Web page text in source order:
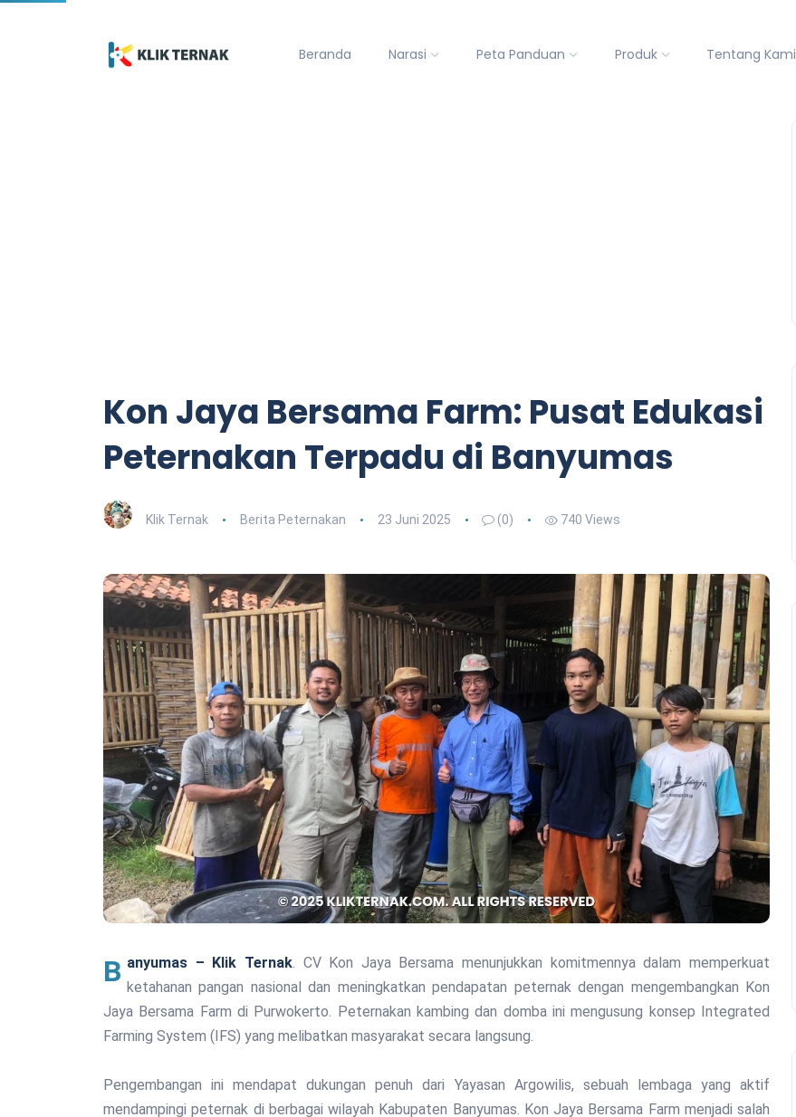
Beranda Narasi Peta Panduan Produk Tentang Kami
Kon Jaya Bersama Farm: Pusat Edukasi
Peternakan Terpadu di Banyumas
Klik Ternak Berita Peternakan 23 Juni 2025 (0) 740 Views
Banyumas – Klik Ternak. CV Kon Jaya Bersama menunjukkan komitmennya dalam memperkuat
ketahanan pangan nasional dan meningkatkan pendapatan peternak dengan mengembangkan Kon
Jaya Bersama Farm di Purwokerto. Peternakan kambing dan domba ini mengusung konsep Integrated
Farming System (IFS) yang melibatkan masyarakat secara langsung.
Pengembangan ini mendapat dukungan penuh dari Yayasan Argowilis, sebuah lembaga yang aktif
mendampingi peternak di berbagai wilayah Kabupaten Banyumas. Kon Jaya Bersama Farm menjadi salah